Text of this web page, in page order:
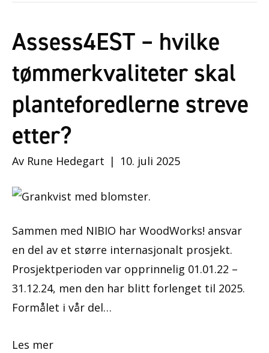
Assess4EST – hvilke
tømmerkvaliteter skal
planteforedlerne streve
etter?
Av Rune Hedegart | 10. juli 2025
Sammen med NIBIO har WoodWorks! ansvar
en del av et større internasjonalt prosjekt.
Prosjektperioden var opprinnelig 01.01.22 –
31.12.24, men den har blitt forlenget til 2025.
Formålet i vår del…
Les mer